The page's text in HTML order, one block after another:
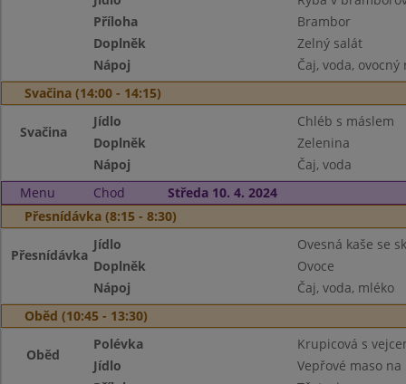
Příloha
Brambor
Doplněk
Zelný salát
Nápoj
Čaj, voda, ovocný
Svačina (14:00 - 14:15)
Svačina
Jídlo
Chléb s máslem
Doplněk
Zelenina
Nápoj
Čaj, voda
Menu
Chod
Středa 10. 4. 2024
Přesnídávka (8:15 - 8:30)
Přesnídávka
Jídlo
Ovesná kaše se
Doplněk
Ovoce
Nápoj
Čaj, voda, mléko
Oběd (10:45 - 13:30)
Oběd
Polévka
Krupicová s
Jídlo
Vepřové maso